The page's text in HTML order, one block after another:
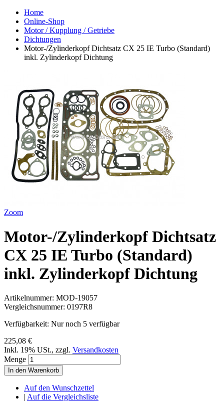
Home
Online-Shop
Motor / Kupplung / Getriebe
Dichtungen
Motor-/Zylinderkopf Dichtsatz CX 25 IE Turbo (Standard)
inkl. Zylinderkopf Dichtung
Zoom
Motor-/Zylinderkopf Dichtsatz
CX 25 IE Turbo (Standard)
inkl. Zylinderkopf Dichtung
Artikelnummer: MOD-19057
Vergleichsnummer: 0197R8
Verfügbarkeit: Nur noch 5 verfügbar
225,08 €
Inkl. 19% USt., zzgl. Versandkosten
Menge
In den Warenkorb
Auf den Wunschzettel
| Auf die Vergleichsliste